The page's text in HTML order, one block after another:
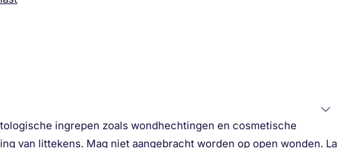
ingrepen zoals wondhechtingen en cosmetische
van littekens. Mag niet aangebracht worden op open wonden. La